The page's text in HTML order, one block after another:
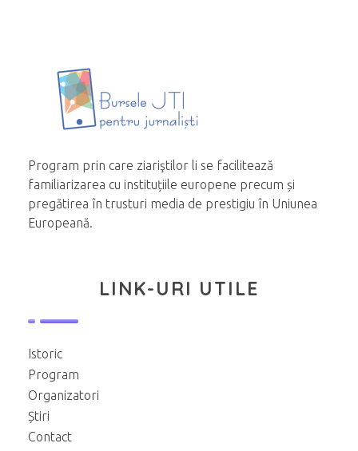
Program prin care ziariştilor li se facilitează
familiarizarea cu instituțiile europene precum și
pregătirea în trusturi media de prestigiu în Uniunea
Europeană.
LINK-URI UTILE
Istoric
Program
Organizatori
Știri
Contact